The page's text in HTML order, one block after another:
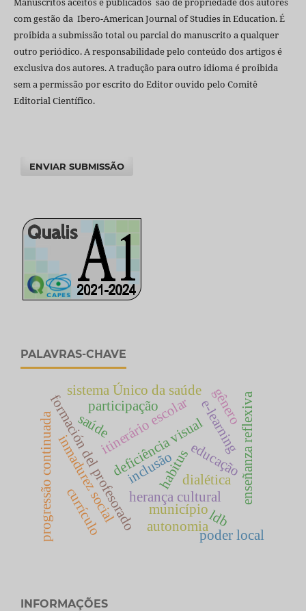
com gestão da Ibero-American Journal of Studies in Education. É
proibida a submissão total ou parcial do manuscrito a qualquer
outro periódico. A responsabilidade pelo conteúdo dos artigos é
exclusiva dos autores. A tradução para outro idioma é proibida
sem a permissão por escrito do Editor ouvido pelo Comitê
Editorial Científico.
ENVIAR SUBMISSÃO
PALAVRAS-CHAVE
educação
deficiência visual
inclusão
e-learning
formación del profesorado enseñanza reflexiva
habitus
herança cultural
itinerário escolar
progressão continuada saúde
participação
sistema Único da saúde
dialética
inmadurez social
município
autonomia
poder local
currículo ldb
gênero
INFORMAÇÕES